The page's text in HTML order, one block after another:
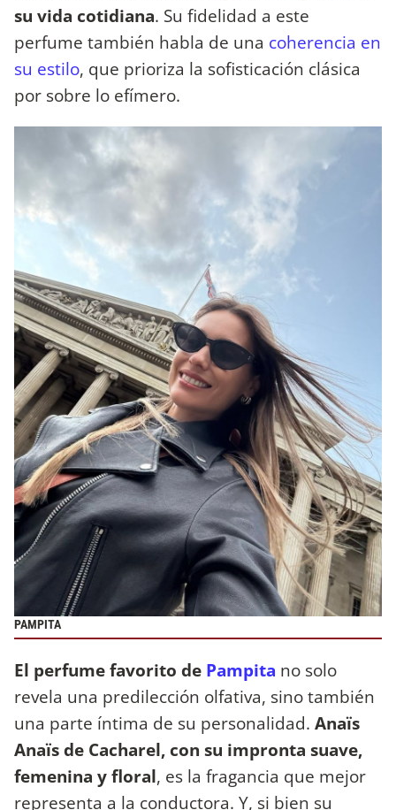
su vida cotidiana. Su fidelidad a este
perfume también habla de una coherencia en
su estilo, que prioriza la sofisticación clásica
por sobre lo efímero.
PAMPITA
El perfume favorito de Pampita no solo
revela una predilección olfativa, sino también
una parte íntima de su personalidad. Anaïs
Anaïs de Cacharel, con su impronta suave,
femenina y floral, es la fragancia que mejor
representa a la conductora. Y, si bien su